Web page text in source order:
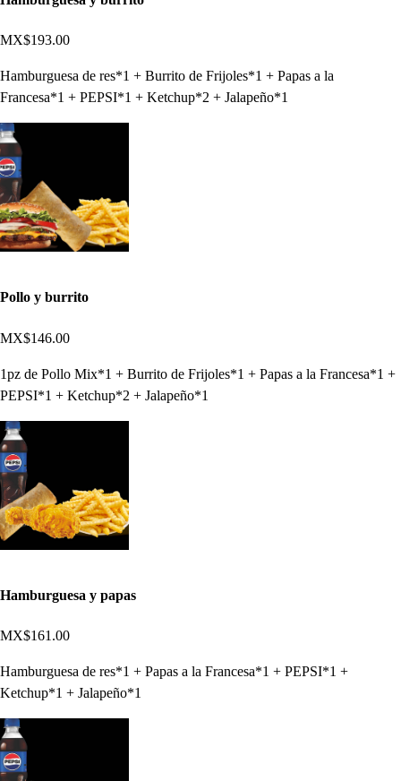
MX$193.00
Hamburguesa de res*1 + Burrito de Frijoles*1 + Papas a la
Francesa*1 + PEPSI*1 + Ketchup*2 + Jalapeño*1
Pollo y burrito
MX$146.00
1pz de Pollo Mix*1 + Burrito de Frijoles*1 + Papas a la Francesa*1 +
PEPSI*1 + Ketchup*2 + Jalapeño*1
Hamburguesa y papas
MX$161.00
Hamburguesa de res*1 + Papas a la Francesa*1 + PEPSI*1 +
Ketchup*1 + Jalapeño*1